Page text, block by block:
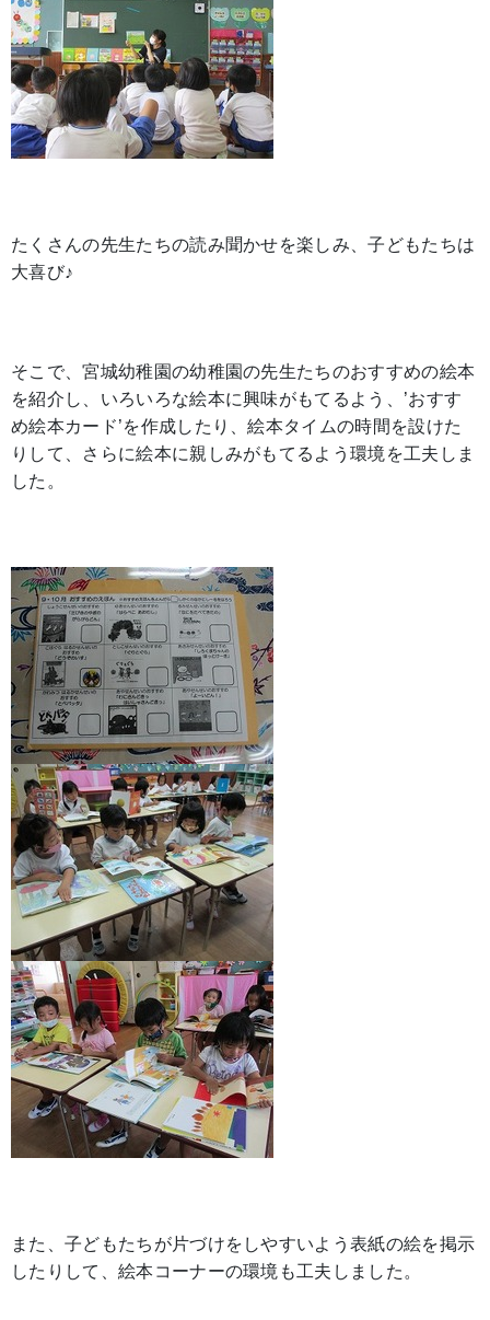
たくさんの先生たちの読み聞かせを楽しみ、子どもたちは
大喜び♪
そこで、宮城幼稚園の幼稚園の先生たちのおすすめの絵本
を紹介し、いろいろな絵本に興味がもてるよう、’おすす
め絵本カード’を作成したり、絵本タイムの時間を設けた
りして、さらに絵本に親しみがもてるよう環境を工夫しま
した。
また、子どもたちが片づけをしやすいよう表紙の絵を掲示
したりして、絵本コーナーの環境も工夫しました。